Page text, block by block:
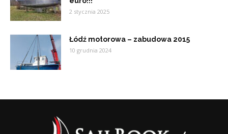
2 stycznia 2025
Łódź motorowa – zabudowa 2015
10 grudnia 2024